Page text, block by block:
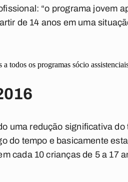
“o programa jovem
de 14 anos em uma
a todos os programas sócio
uma redução significativa
do tempo e basicamente
cada 10 crianças de 5 a 17